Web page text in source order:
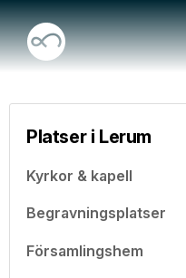
Platser i Lerum
Kyrkor & kapell
Begravningsplatser
Församlingshem